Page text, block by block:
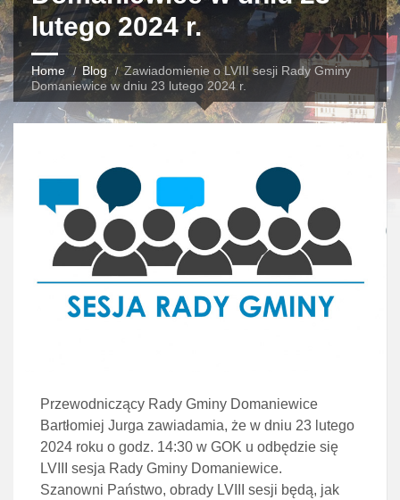
lutego 2024 r.
Home Blog
Zawiadomienie o LVIII sesji Rady Gminy
Domaniewice w dniu 23 lutego 2024 r.
Przewodniczący Rady Gminy Domaniewice
Bartłomiej Jurga zawiadamia, że w dniu 23 lutego
2024 roku o godz. 14:30 w GOK u odbędzie się
LVIII sesja Rady Gminy Domaniewice.
Szanowni Państwo, obrady LVIII sesji będą, jak